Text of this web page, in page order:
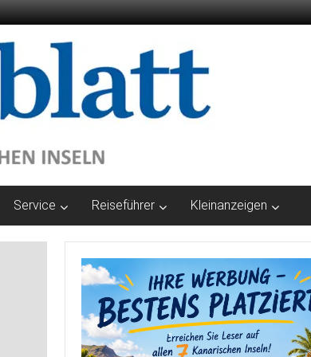
Service Reiseführer Kleinanzeigen